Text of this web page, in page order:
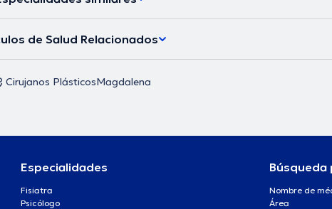
de Salud Relacionados
Cirujanos PlásticosMagdalena
Especialidades
Fisiatra
Psicólogo
Búsqueda
Nombre de
Área